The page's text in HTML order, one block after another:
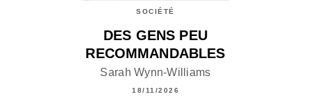
SOCIÉTÉ
DES GENS PEU
RECOMMANDABLES
Sarah Wynn-Williams
18/11/2026